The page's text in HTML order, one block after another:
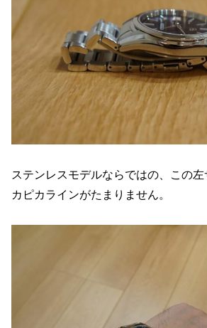
ステンレスモデルならではの、この
カピカラインがたまりません。